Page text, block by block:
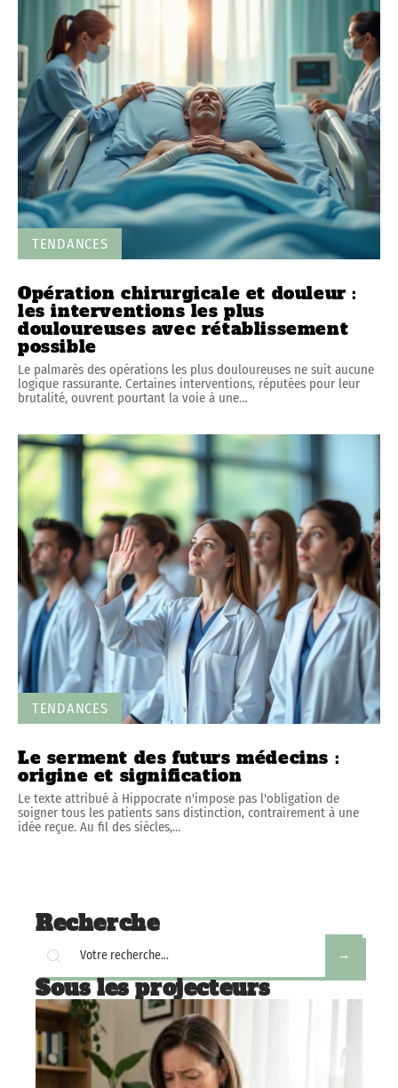
TENDANCES
Opération chirurgicale et douleur :
les interventions les plus
douloureuses avec rétablissement
possible
Le palmarès des opérations les plus douloureuses ne suit aucune
logique rassurante. Certaines interventions, réputées pour leur
brutalité, ouvrent pourtant la voie à une…
TENDANCES
Le serment des futurs médecins :
origine et signification
Le texte attribué à Hippocrate n'impose pas l'obligation de
soigner tous les patients sans distinction, contrairement à une
idée reçue. Au fil des siècles,…
Recherche
Sous les projecteurs